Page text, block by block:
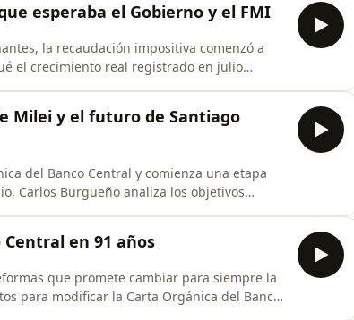
esperaba el Gobierno y el FMI
la recaudación impositiva comenzó a
el crecimiento real registrado en julio
Milei y el futuro de Santiago
del Banco Central y comienza una etapa
Carlos Burgueño analiza los objetivos
en 91 años
que promete cambiar para siempre la
para modificar la Carta Orgánica del Banco